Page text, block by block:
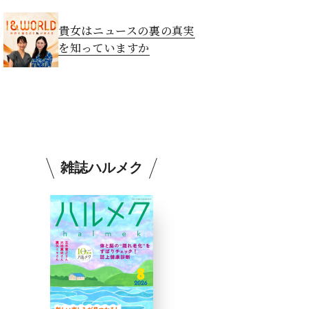
貴女はニュースの裏の真実
を知っていますか
雑誌ハルメク